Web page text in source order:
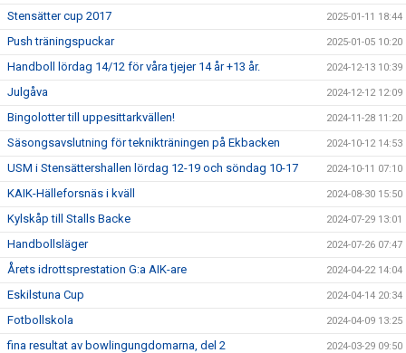
Stensätter cup 2017 2025-01-11 18:44
Push träningspuckar 2025-01-05 10:20
Handboll lördag 14/12 för våra tjejer 14 år +13 år. 2024-12-13 10:39
Julgåva 2024-12-12 12:09
Bingolotter till uppesittarkvällen! 2024-11-28 11:20
Säsongsavslutning för teknikträningen på Ekbacken 2024-10-12 14:53
USM i Stensättershallen lördag 12-19 och söndag 10-17 2024-10-11 07:10
KAIK-Hälleforsnäs i kväll 2024-08-30 15:50
Kylskåp till Stalls Backe 2024-07-29 13:01
Handbollsläger 2024-07-26 07:47
Årets idrottsprestation G:a AIK-are 2024-04-22 14:04
Eskilstuna Cup 2024-04-14 20:34
Fotbollskola 2024-04-09 13:25
fina resultat av bowlingungdomarna, del 2 2024-03-29 09:50